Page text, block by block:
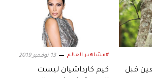
قبل
#مشاهير العالم 13 نوفمبر 2019
كيم كارداشيان ليست